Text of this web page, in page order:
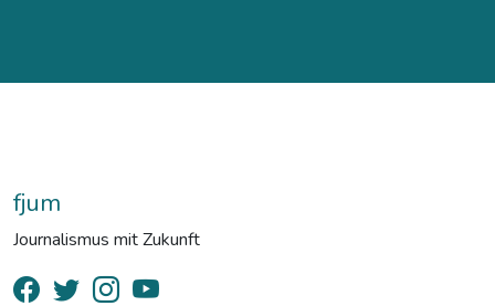
fjum
Journalismus mit Zukunft